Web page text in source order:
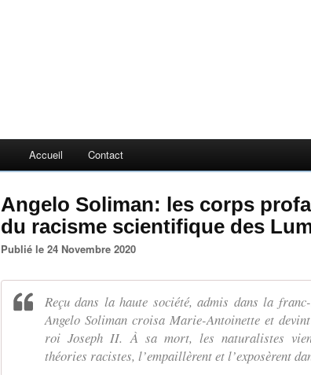
Accueil Contact
Angelo Soliman: les corps
du racisme scientifique des
Publié le 24 Novembre 2020
Reçu dans la haute société, admis dans la
Angelo Soliman croisa Marie-Antoinette et
roi Joseph II. À sa mort, les naturalistes
théories racistes, l’empaillèrent et l’exposèrent